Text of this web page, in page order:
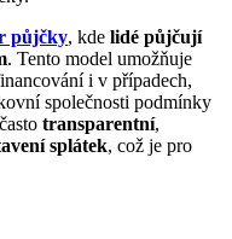
půjčky, kde lidé půjčují
. Tento model umožňuje
i v případech,
společnosti podmínky
transparentní,
splátek, což je pro